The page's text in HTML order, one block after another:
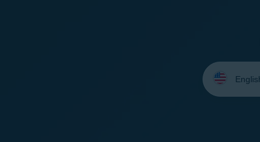
Seleccione
su
idioma: